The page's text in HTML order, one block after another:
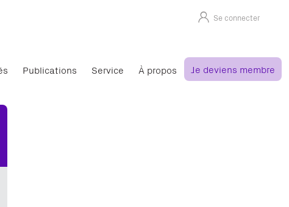
Se connecter
Publications Service À propos Je deviens membre